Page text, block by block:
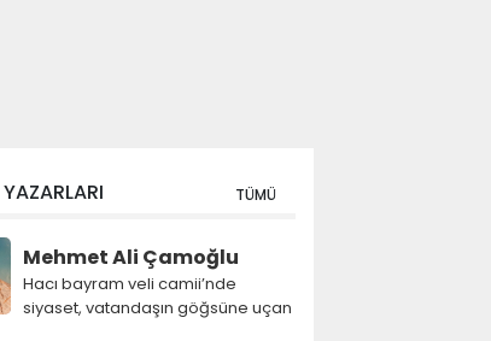
YAZARLARI TÜMÜ
Mehmet Ali Çamoğlu
Hacı bayram veli camii’nde
siyaset, vatandaşın göğsüne uçan